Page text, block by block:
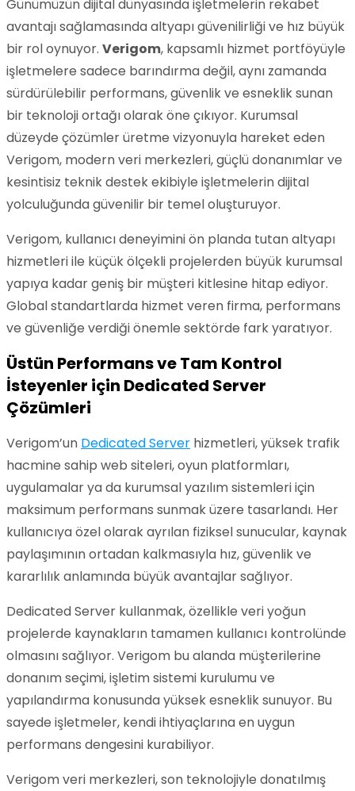
Günümüzün dijital dünyasında işletmelerin rekabet
avantajı sağlamasında altyapı güvenilirliği ve hız büyük
bir rol oynuyor. Verigom, kapsamlı hizmet portföyüyle
işletmelere sadece barındırma değil, aynı zamanda
sürdürülebilir performans, güvenlik ve esneklik sunan
bir teknoloji ortağı olarak öne çıkıyor. Kurumsal
düzeyde çözümler üretme vizyonuyla hareket eden
Verigom, modern veri merkezleri, güçlü donanımlar ve
kesintisiz teknik destek ekibiyle işletmelerin dijital
yolculuğunda güvenilir bir temel oluşturuyor.
Verigom, kullanıcı deneyimini ön planda tutan altyapı
hizmetleri ile küçük ölçekli projelerden büyük kurumsal
yapıya kadar geniş bir müşteri kitlesine hitap ediyor.
Global standartlarda hizmet veren firma, performans
ve güvenliğe verdiği önemle sektörde fark yaratıyor.
Üstün Performans ve Tam Kontrol
İsteyenler için Dedicated Server
Çözümleri
Verigom’un Dedicated Server hizmetleri, yüksek trafik
hacmine sahip web siteleri, oyun platformları,
uygulamalar ya da kurumsal yazılım sistemleri için
maksimum performans sunmak üzere tasarlandı. Her
kullanıcıya özel olarak ayrılan fiziksel sunucular, kaynak
paylaşımının ortadan kalkmasıyla hız, güvenlik ve
kararlılık anlamında büyük avantajlar sağlıyor.
Dedicated Server kullanmak, özellikle veri yoğun
projelerde kaynakların tamamen kullanıcı kontrolünde
olmasını sağlıyor. Verigom bu alanda müşterilerine
donanım seçimi, işletim sistemi kurulumu ve
yapılandırma konusunda yüksek esneklik sunuyor. Bu
sayede işletmeler, kendi ihtiyaçlarına en uygun
performans dengesini kurabiliyor.
Verigom veri merkezleri, son teknolojiyle donatılmış